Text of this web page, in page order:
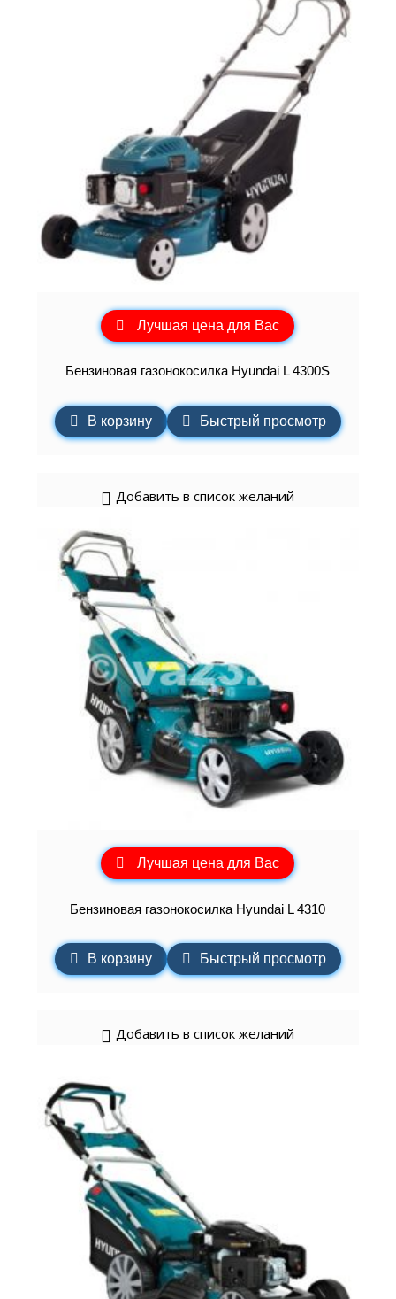
Лучшая цена для Вас
Бензиновая газонокосилка Hyundai L 4300S
В корзину Быстрый просмотр
Добавить в список желаний
Лучшая цена для Вас
Бензиновая газонокосилка Hyundai L 4310
В корзину Быстрый просмотр
Добавить в список желаний